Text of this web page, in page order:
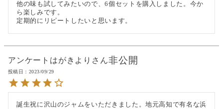
他の味も試してみたいので、6個セットを購入しました。今か
ら楽しみです。
定期的にリピートしたいと思います。
アンケートはがきより 非公開
投稿日 2023/09/29
誕生祝に沢山のジャムをいただきました。地元高知で有名な浜